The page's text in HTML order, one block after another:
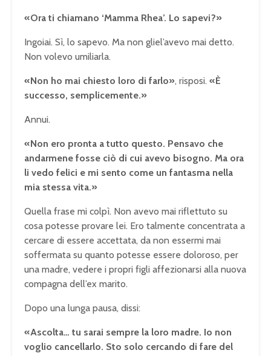
«Ora ti chiamano ‘Mamma Rhea’. Lo sapevi?»
Ingoiai. Sì, lo sapevo. Ma non gliel’avevo mai detto.
Non volevo umiliarla.
«Non ho mai chiesto loro di farlo», risposi. «È
successo, semplicemente.»
Annui.
«Non ero pronta a tutto questo. Pensavo che
andarmene fosse ciò di cui avevo bisogno. Ma ora
li vedo felici e mi sento come un fantasma nella
mia stessa vita.»
Quella frase mi colpì. Non avevo mai riflettuto su
cosa potesse provare lei. Ero talmente concentrata a
cercare di essere accettata, da non essermi mai
soffermata su quanto potesse essere doloroso, per
una madre, vedere i propri figli affezionarsi alla nuova
compagna dell’ex marito.
Dopo una lunga pausa, dissi:
«Ascolta… tu sarai sempre la loro madre. Io non
voglio cancellarlo. Sto solo cercando di fare del